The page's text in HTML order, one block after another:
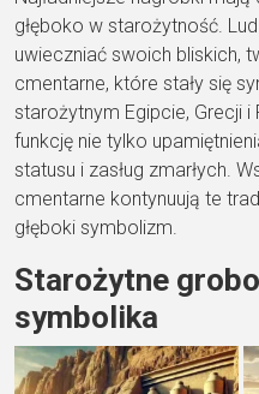
głęboko w starożytność.
uwieczniać swoich bliskich,
cmentarne, które stały się
starożytnym Egipcie, Grecji i
funkcję nie tylko
statusu i zasług zmarłych.
cmentarne kontynuują te
głęboki symbolizm.
Starożytne
symbolika